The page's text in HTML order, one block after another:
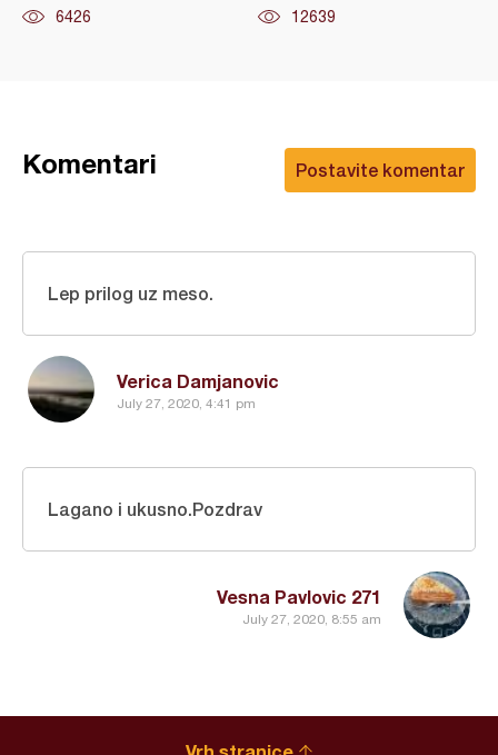
6426 12639
Postavite komentar
Komentari
Verica Damjanovic
July 27, 2020, 4:41 pm
Lep prilog uz meso.
Vesna Pavlovic 271
July 27, 2020, 8:55 am
Lagano i ukusno.Pozdrav